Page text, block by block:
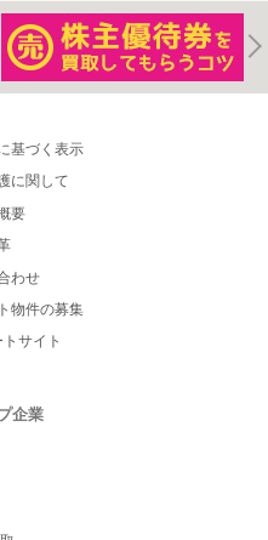
基づく表示
に関して
要
わせ
物件の募集
サイト
企業